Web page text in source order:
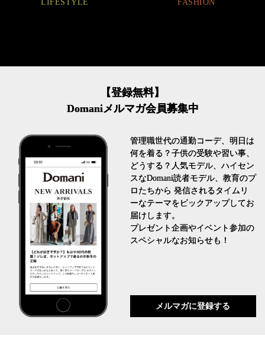
【登録無料】
Domaniメルマガ会員募集中
管理職世代の通勤コーデ、明日は
何を着る？子供の受験や習い事、
どうする？人気モデル、ハイセン
スなDomani読者モデル、教育のプ
ロたちから 発信されるタイムリ
ーなテーマをピックアップしてお
届けします。
プレゼント企画やイベント参加の
スペシャルなお知らせも！
メルマガに登録する